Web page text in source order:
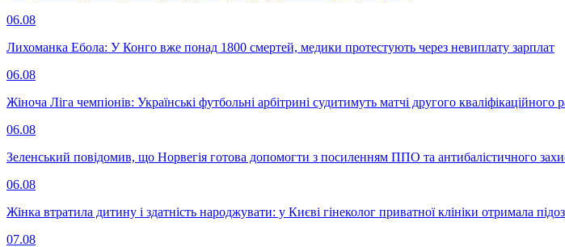
06.08
Лихоманка Ебола: У Конго вже понад 1800 смертей, медики протестують через невиплату зарплат
06.08
Жіноча Ліга чемпіонів: Українські футбольні арбітрині судитимуть матчі другого кваліфікаційного
06.08
Зеленський повідомив, що Норвегія готова допомогти з посиленням ППО та антибалістичного
06.08
Жінка втратила дитину і здатність народжувати: у Києві гінеколог приватної клініки отримала
07.08